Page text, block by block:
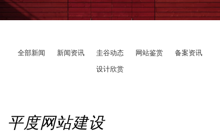
全部新闻 新闻资讯 圭谷动态 网站鉴赏 备案资讯
设计欣赏
平度网站建设